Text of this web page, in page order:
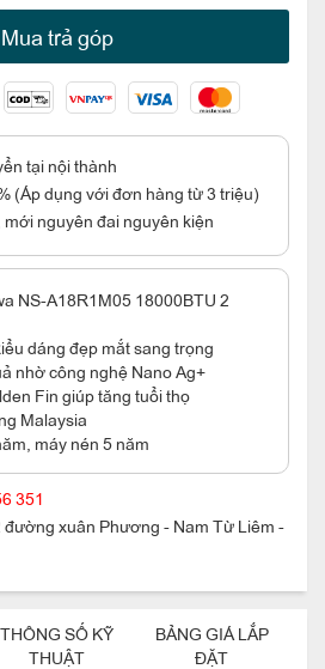
Mua trả góp
tại nội thành
(Áp dụng với đơn hàng từ 3 triệu)
nguyên đai nguyên kiện
NS-A18R1M05 18000BTU 2
dáng đẹp mắt sang trọng
nhờ công nghệ Nano Ag+
Fin giúp tăng tuổi thọ
Malaysia
máy nén 5 năm
351
đường xuân Phương - Nam Từ Liêm -
THÔNG SỐ KỸ
THUẬT
BẢNG GIÁ LẮP
ĐẶT